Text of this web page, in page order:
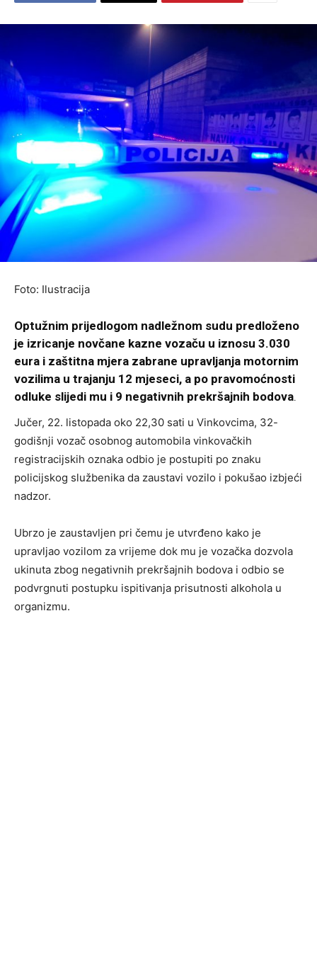
Foto: Ilustracija
Optužnim prijedlogom nadležnom sudu predloženo
je izricanje novčane kazne vozaču u iznosu 3.030
eura i zaštitna mjera zabrane upravljanja motornim
vozilima u trajanju 12 mjeseci, a po pravomoćnosti
odluke slijedi mu i 9 negativnih prekršajnih bodova.
Jučer, 22. listopada oko 22,30 sati u Vinkovcima, 32-
godišnji vozač osobnog automobila vinkovačkih
registracijskih oznaka odbio je postupiti po znaku
policijskog službenika da zaustavi vozilo i pokušao izbjeći
nadzor.
Ubrzo je zaustavljen pri čemu je utvrđeno kako je
upravljao vozilom za vrijeme dok mu je vozačka dozvola
ukinuta zbog negativnih prekršajnih bodova i odbio se
podvrgnuti postupku ispitivanja prisutnosti alkohola u
organizmu.